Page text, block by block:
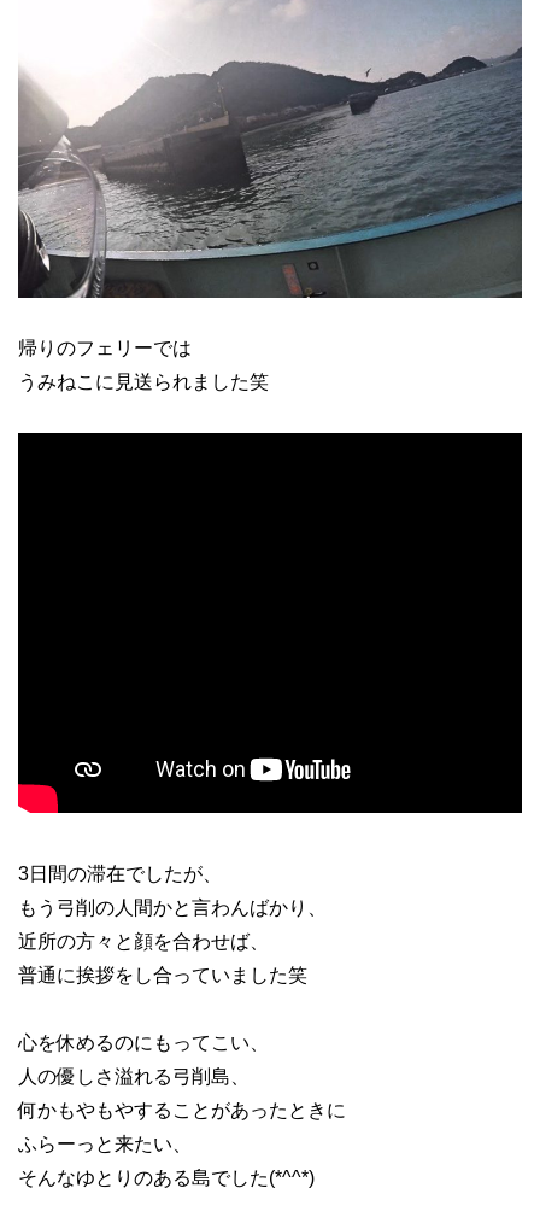
帰りのフェリーでは
うみねこに見送られました笑
3日間の滞在でしたが、
もう弓削の人間かと言わんばかり、
近所の方々と顔を合わせば、
普通に挨拶をし合っていました笑
心を休めるのにもってこい、
人の優しさ溢れる弓削島、
何かもやもやすることがあったときに
ふらーっと来たい、
そんなゆとりのある島でした(*^^*)